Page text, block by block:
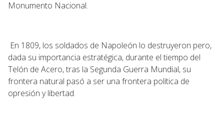
Monumento Nacional.
En 1809, los soldados de Napoleón lo destruyeron pero,
dada su importancia estratégica, durante el tiempo del
Telón de Acero, tras la Segunda Guerra Mundial, su
frontera natural pasó a ser una frontera política de
opresión y libertad.